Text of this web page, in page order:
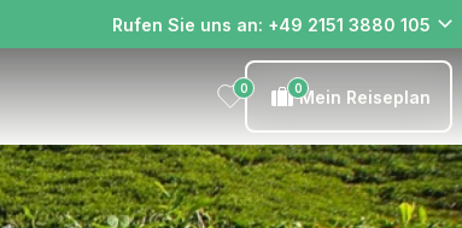
Rufen Sie uns an: +49 2151 3880 105
0 0Mein Reiseplan